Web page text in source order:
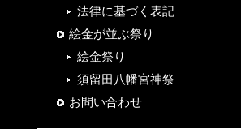
法律に基づく表記
絵金が並ぶ祭り
絵金祭り
須留田八幡宮神祭
お問い合わせ